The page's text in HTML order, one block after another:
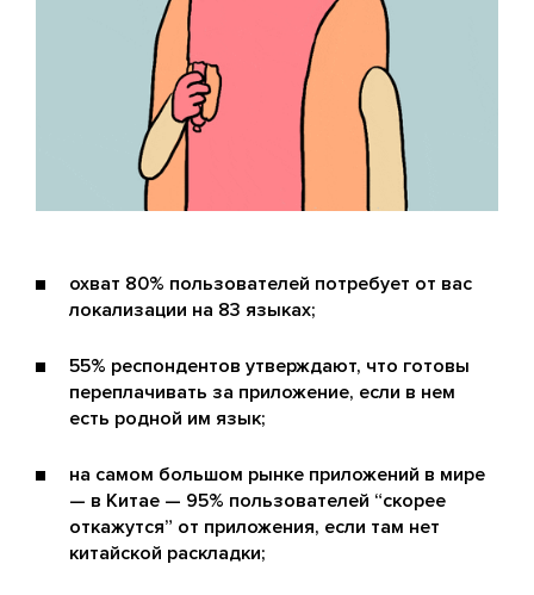
охват 80% пользователей потребует от вас
локализации на 83 языках;
55% респондентов утверждают, что готовы
переплачивать за приложение, если в нем
есть родной им язык;
на самом большом рынке приложений в мире
— в Китае — 95% пользователей “скорее
откажутся” от приложения, если там нет
китайской раскладки;